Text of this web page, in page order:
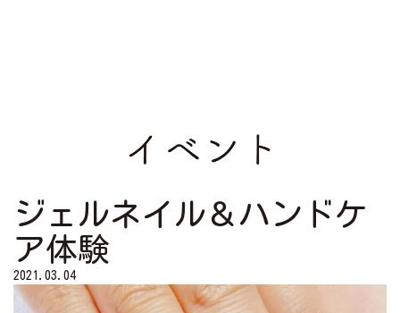
ジェルネイル＆ハンドケ
ア体験
2021.03.04